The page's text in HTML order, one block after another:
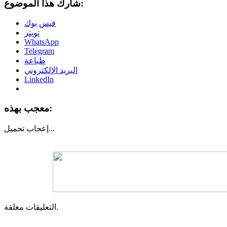
شارك هذا الموضوع:
فيس بوك
تويتر
WhatsApp
Telegram
طباعة
البريد الإلكتروني
LinkedIn
معجب بهذه:
إعجاب تحميل...
التعليقات مغلقة.